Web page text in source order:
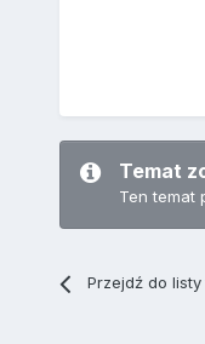
Temat
Ten temat
Przejdź do